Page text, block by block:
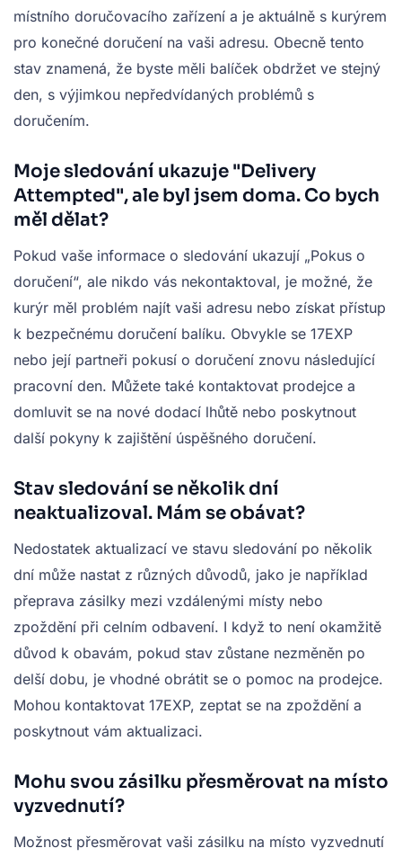
místního doručovacího zařízení a je aktuálně s kurýrem
pro konečné doručení na vaši adresu. Obecně tento
stav znamená, že byste měli balíček obdržet ve stejný
den, s výjimkou nepředvídaných problémů s
doručením.
Moje sledování ukazuje "Delivery
Attempted", ale byl jsem doma. Co bych
měl dělat?
Pokud vaše informace o sledování ukazují „Pokus o
doručení“, ale nikdo vás nekontaktoval, je možné, že
kurýr měl problém najít vaši adresu nebo získat přístup
k bezpečnému doručení balíku. Obvykle se 17EXP
nebo její partneři pokusí o doručení znovu následující
pracovní den. Můžete také kontaktovat prodejce a
domluvit se na nové dodací lhůtě nebo poskytnout
další pokyny k zajištění úspěšného doručení.
Stav sledování se několik dní
neaktualizoval. Mám se obávat?
Nedostatek aktualizací ve stavu sledování po několik
dní může nastat z různých důvodů, jako je například
přeprava zásilky mezi vzdálenými místy nebo
zpoždění při celním odbavení. I když to není okamžitě
důvod k obavám, pokud stav zůstane nezměněn po
delší dobu, je vhodné obrátit se o pomoc na prodejce.
Mohou kontaktovat 17EXP, zeptat se na zpoždění a
poskytnout vám aktualizaci.
Mohu svou zásilku přesměrovat na místo
vyzvednutí?
Možnost přesměrovat vaši zásilku na místo vyzvednutí